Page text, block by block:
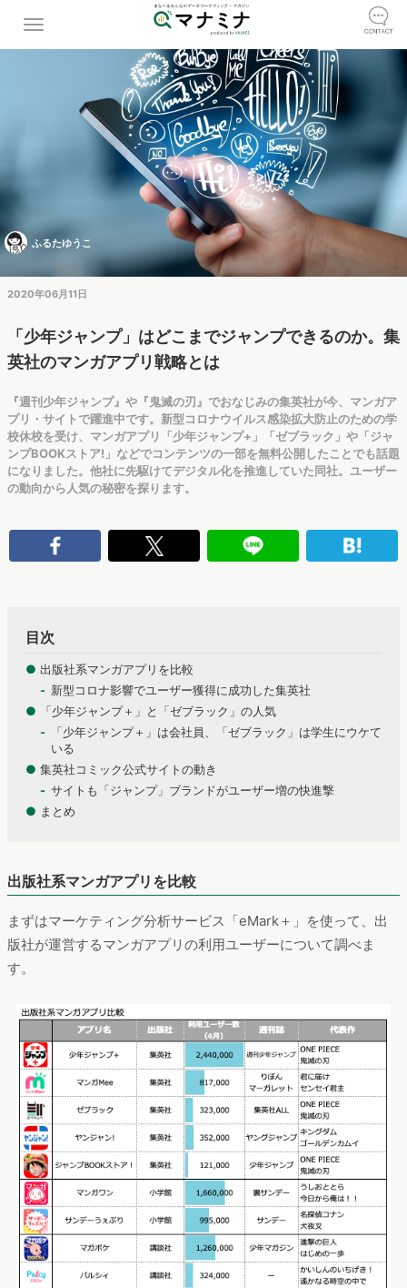
ふるたゆうこ
2020年06月11日
「少年ジャンプ」はどこまでジャンプできるのか。集
英社のマンガアプリ戦略とは
『週刊少年ジャンプ』や『鬼滅の刃』でおなじみの集英社が今、マンガア
プリ・サイトで躍進中です。新型コロナウイルス感染拡大防止のための学
校休校を受け、マンガアプリ「少年ジャンプ+」「ゼブラック」や「ジャ
ンプBOOKストア!」などでコンテンツの一部を無料公開したことでも話題
になりました。他社に先駆けてデジタル化を推進していた同社。ユーザー
の動向から人気の秘密を探ります。
目次
● 出版社系マンガアプリを比較
新型コロナ影響でユーザー獲得に成功した集英社
● 「少年ジャンプ＋」と「ゼブラック」の人気
「少年ジャンプ＋」は会社員、「ゼブラック」は学生にウケて
いる
● 集英社コミック公式サイトの動き
サイトも「ジャンプ」ブランドがユーザー増の快進撃
● まとめ
出版社系マンガアプリを比較
まずはマーケティング分析サービス「eMark＋」を使って、出
版社が運営するマンガアプリの利用ユーザーについて調べま
す。